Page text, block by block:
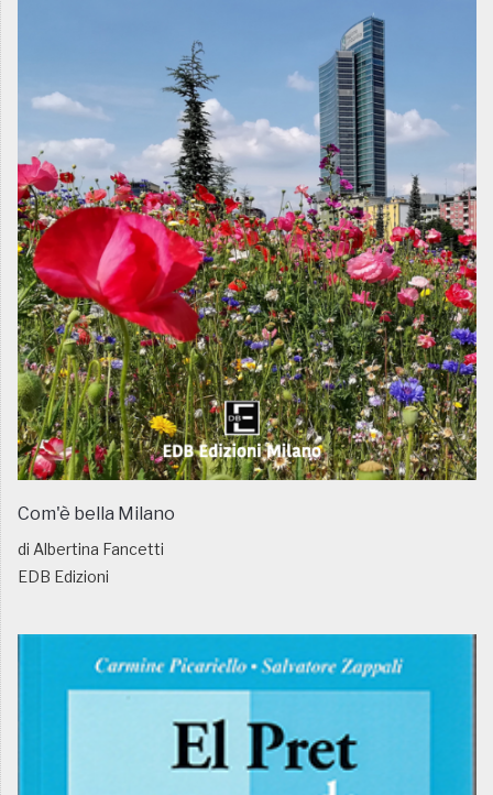
Com'è bella Milano
di Albertina Fancetti
EDB Edizioni